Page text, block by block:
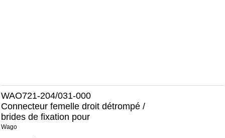
WAO721-204/031-000
Connecteur femelle droit détrompé /
brides de fixation pour
Wago